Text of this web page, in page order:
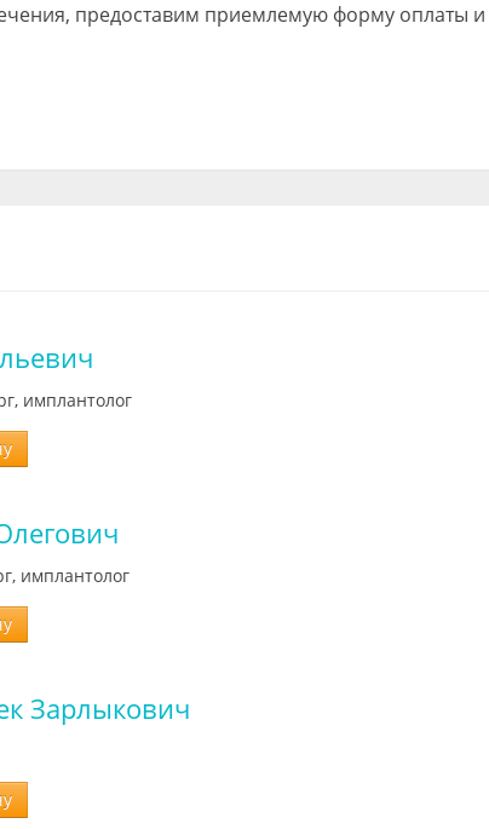
предоставим приемлемую форму оплаты
имплантолог
имплантолог
Зарлыкович